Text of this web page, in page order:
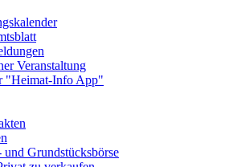
Veranstaltung
"Heimat-Info App"
Grundstücksbörse